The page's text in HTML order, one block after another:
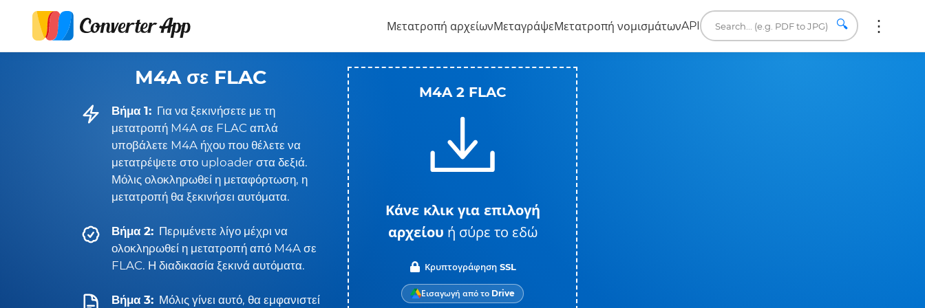
Μετατροπή αρχείωνΜεταγράψεΜετατροπή νομισμάτωνAPI 🔍
M4A σε FLAC
Βήμα 1: Για να ξεκινήσετε με τη
μετατροπή M4A σε FLAC απλά
υποβάλετε M4A ήχου που θέλετε να
μετατρέψετε στο uploader στα δεξιά.
Μόλις ολοκληρωθεί η μεταφόρτωση, η
μετατροπή θα ξεκινήσει αυτόματα.
Βήμα 2: Περιμένετε λίγο μέχρι να
ολοκληρωθεί η μετατροπή από M4A σε
FLAC. Η διαδικασία ξεκινά αυτόματα.
Βήμα 3: Μόλις γίνει αυτό, θα εμφανιστεί
M4A 2 FLAC
Κάνε κλικ για επιλογή
αρχείου ή σύρε το εδώ
Κρυπτογράφηση SSL
Εισαγωγή από το Drive